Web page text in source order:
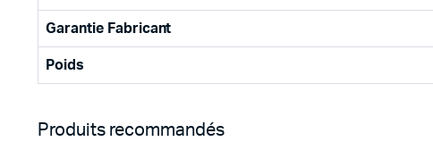
Garantie Fabricant
Poids
Produits recommandés